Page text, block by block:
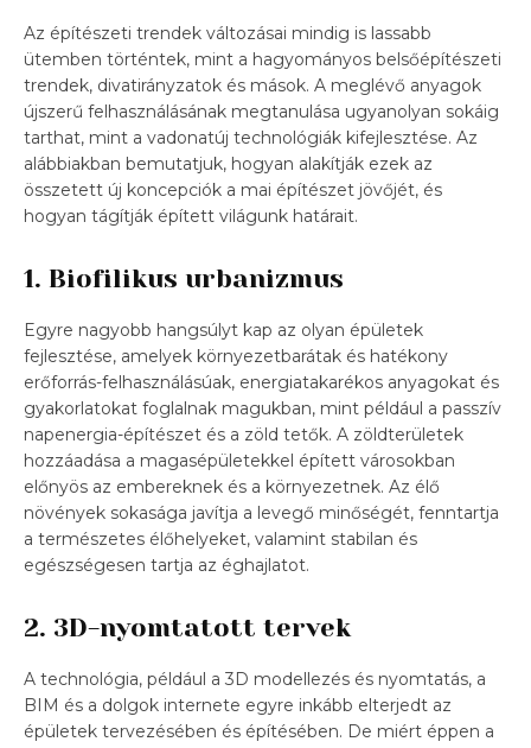
Az építészeti trendek változásai mindig is lassabb
ütemben történtek, mint a hagyományos belsőépítészeti
trendek, divatirányzatok és mások. A meglévő anyagok
újszerű felhasználásának megtanulása ugyanolyan sokáig
tarthat, mint a vadonatúj technológiák kifejlesztése. Az
alábbiakban bemutatjuk, hogyan alakítják ezek az
összetett új koncepciók a mai építészet jövőjét, és
hogyan tágítják épített világunk határait.
1. Biofilikus urbanizmus
Egyre nagyobb hangsúlyt kap az olyan épületek
fejlesztése, amelyek környezetbarátak és hatékony
erőforrás-felhasználásúak, energiatakarékos anyagokat és
gyakorlatokat foglalnak magukban, mint például a passzív
napenergia-építészet és a zöld tetők. A zöldterületek
hozzáadása a magasépületekkel épített városokban
előnyös az embereknek és a környezetnek. Az élő
növények sokasága javítja a levegő minőségét, fenntartja
a természetes élőhelyeket, valamint stabilan és
egészségesen tartja az éghajlatot.
2. 3D-nyomtatott tervek
A technológia, például a 3D modellezés és nyomtatás, a
BIM és a dolgok internete egyre inkább elterjedt az
épületek tervezésében és építésében. De miért éppen a